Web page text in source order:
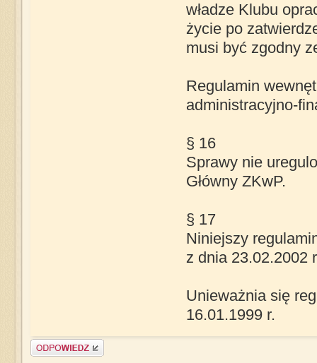
władze Klubu
życie po
musi być zgodny
Regulamin
administracyjno-
§ 16
Sprawy nie
Główny ZKwP.
§ 17
Niniejszy
z dnia 23.02.2002
Unieważnia się
16.01.1999 r.
Napisz komentarz